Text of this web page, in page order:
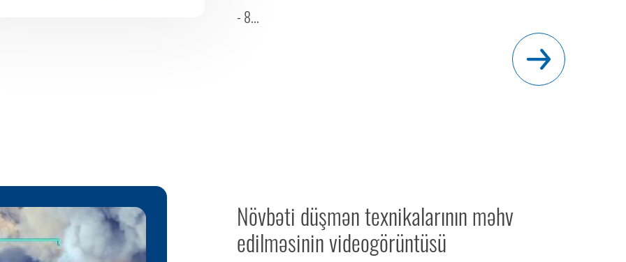
- 8...
Növbəti düşmən texnikalarının məhv
edilməsinin videogörüntüsü